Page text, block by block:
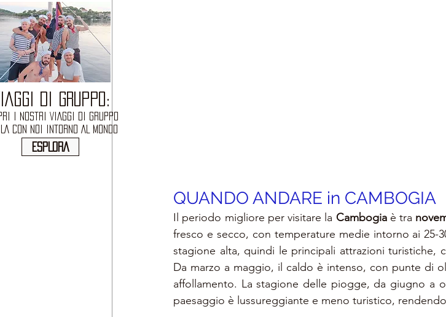
QUANDO ANDARE in CAMBOGIA
Il periodo migliore per visitare la Cambogia è tra
fresco e secco, con temperature medie intorno ai 25-
stagione alta, quindi le principali attrazioni turistiche,
Da marzo a maggio, il caldo è intenso, con punte di
affollamento. La stagione delle piogge, da giugno a
paesaggio è lussureggiante e meno turistico,
DI GRUPPO:
I NOSTRI VIAGGI DI GRUPPO
CON NOI INTORNO AL MONDO
ESPLORA